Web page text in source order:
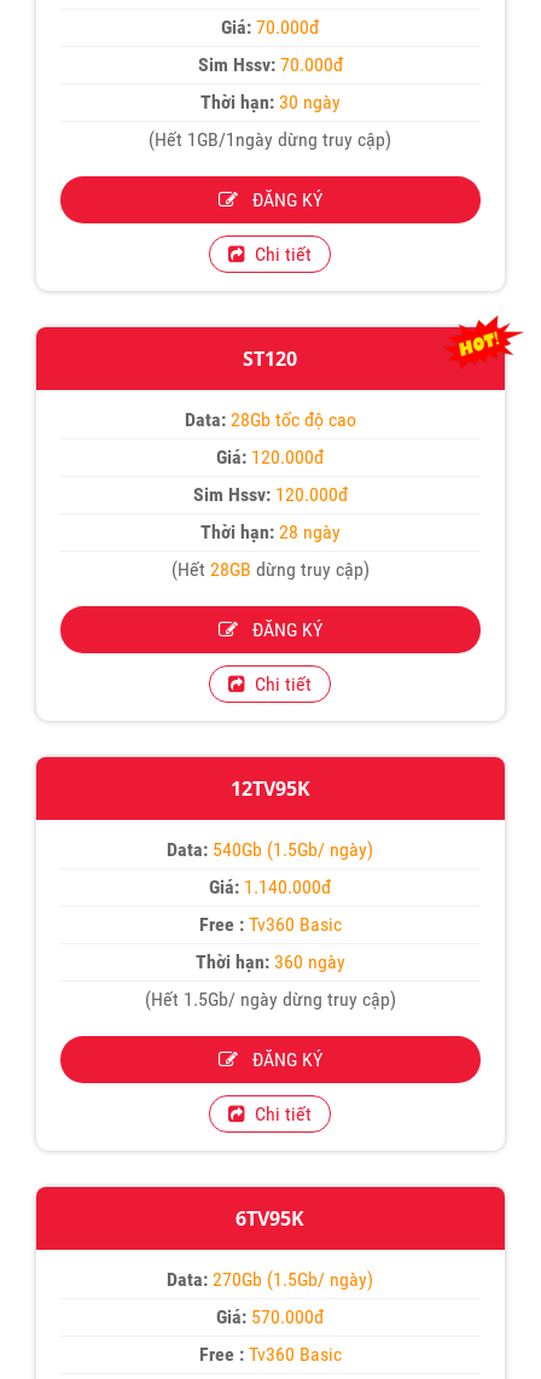
Giá:70.000đ
Sim Hssv:70.000đ
Thời hạn:30 ngày
(Hết 1GB/1ngày dừng truy cập)
ĐĂNG KÝ
Chi tiết
ST120
Data: 28Gb tốc độ cao
Giá: 120.000đ
Sim Hssv:120.000đ
Thời hạn:28 ngày
(Hết 28GB dừng truy cập)
ĐĂNG KÝ
Chi tiết
12TV95K
Data: 540Gb (1.5Gb/ ngày)
Giá: 1.140.000đ
Free : Tv360 Basic
Thời hạn:360 ngày
(Hết 1.5Gb/ ngày dừng truy cập)
ĐĂNG KÝ
Chi tiết
6TV95K
Data: 270Gb (1.5Gb/ ngày)
Giá: 570.000đ
Free : Tv360 Basic